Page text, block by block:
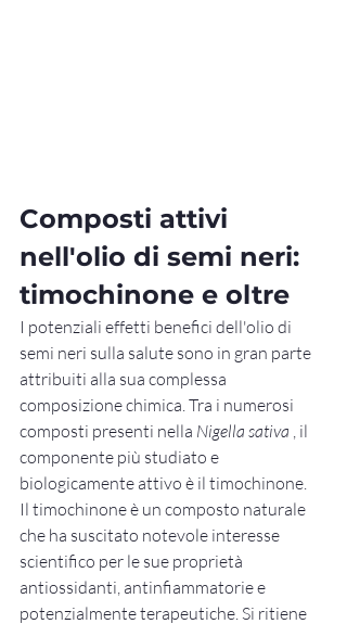
Composti attivi
nell'olio di semi neri:
timochinone e oltre
I potenziali effetti benefici dell'olio di
semi neri sulla salute sono in gran parte
attribuiti alla sua complessa
composizione chimica. Tra i numerosi
composti presenti nella Nigella sativa , il
componente più studiato e
biologicamente attivo è il timochinone.
Il timochinone è un composto naturale
che ha suscitato notevole interesse
scientifico per le sue proprietà
antiossidanti, antinfiammatorie e
potenzialmente terapeutiche. Si ritiene